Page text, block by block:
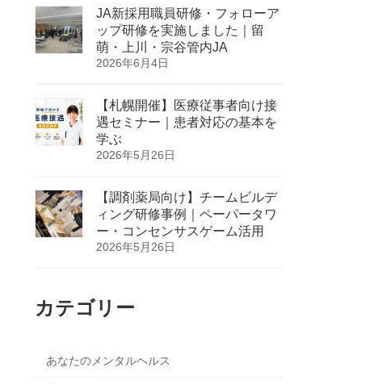
JA新採用職員研修・フォローア
ップ研修を実施しました｜留
萌・上川・宗谷管内JA
2026年6月4日
【札幌開催】医療従事者向け接
遇セミナー｜患者対応の基本を
学ぶ
2026年5月26日
【調剤薬局向け】チームビルデ
ィング研修事例｜ペーパータワ
ー・コンセンサスゲーム活用
2026年5月26日
カテゴリー
あなたのメンタルヘルス